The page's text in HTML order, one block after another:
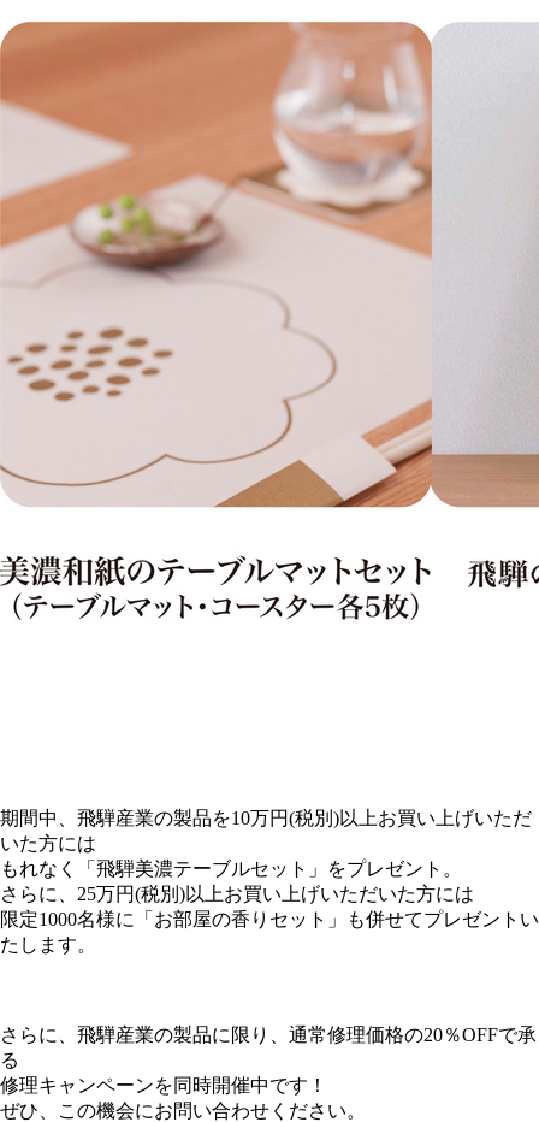
期間中、飛騨産業の製品を10万円(税別)以上お買い上げいただ
いた方には
もれなく「飛騨美濃テーブルセット」をプレゼント。
さらに、25万円(税別)以上お買い上げいただいた方には
限定1000名様に「お部屋の香りセット」も併せてプレゼントい
たします。
さらに、飛騨産業の製品に限り、通常修理価格の20％OFFで承
る
修理キャンペーンを同時開催中です！
ぜひ、この機会にお問い合わせください。